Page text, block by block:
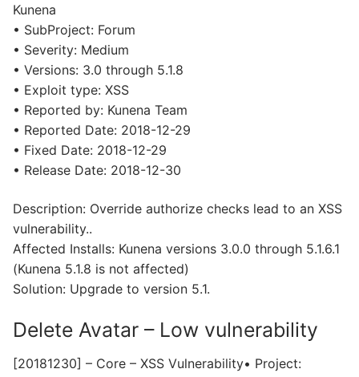
Kunena
• SubProject: Forum
• Severity: Medium
• Versions: 3.0 through 5.1.8
• Exploit type: XSS
• Reported by: Kunena Team
• Reported Date: 2018-12-29
• Fixed Date: 2018-12-29
• Release Date: 2018-12-30
Description: Override authorize checks lead to an XSS
vulnerability..
Affected Installs: Kunena versions 3.0.0 through 5.1.6.1
(Kunena 5.1.8 is not affected)
Solution: Upgrade to version 5.1.
Delete Avatar – Low vulnerability
[20181230] – Core – XSS Vulnerability• Project: